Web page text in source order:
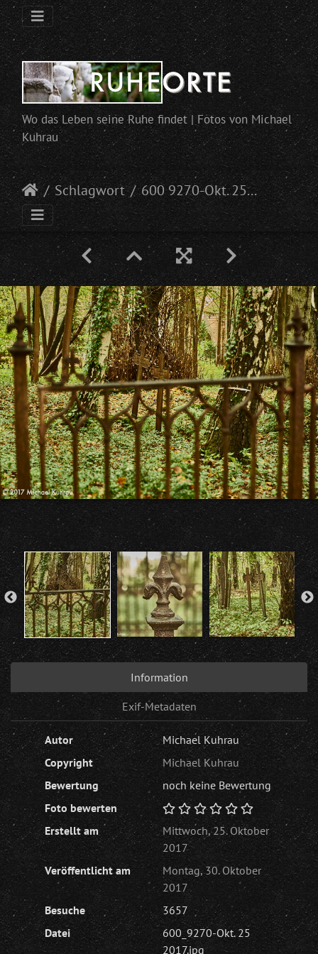
Wo das Leben seine Ruhe findet | Fotos von Michael
Kuhrau
Schlagwort 600 9270-Okt. 25 2017
Information
Exif-Metadaten
Autor
Michael Kuhrau
Copyright
Michael Kuhrau
Bewertung
noch keine Bewertung
Foto bewerten
Erstellt am
Mittwoch, 25. Oktober
2017
Veröffentlicht am
Montag, 30. Oktober
2017
Besuche
3657
Datei
600_9270-Okt. 25
2017.jpg